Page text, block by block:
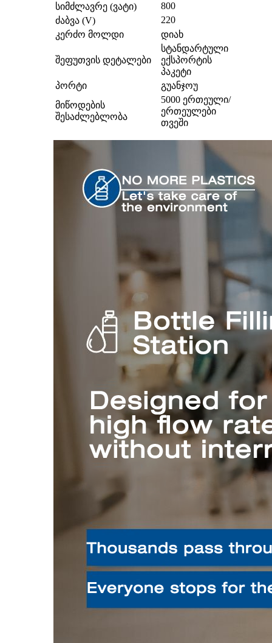
სიმძლავრე (ვატი)
800
ძაბვა (V)
220
კერძო მოლდი
დიახ
შეფუთვის დეტალები
სტანდარტული
ექსპორტის
პაკეტი
პორტი
გუანჯოუ
მიწოდების
შესაძლებლობა
5000 ერთეული/
ერთეულები
თვეში